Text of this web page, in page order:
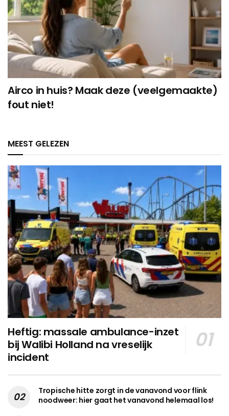
Airco in huis? Maak deze (veelgemaakte)
fout niet!
MEEST GELEZEN
Heftig: massale ambulance-inzet
bij Walibi Holland na vreselijk
incident
Tropische hitte zorgt in de vanavond voor flink
noodweer: hier gaat het vanavond helemaal los!